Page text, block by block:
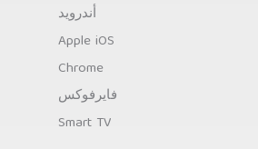
أندرويد
Apple iOS
Chrome
فايرفوكس
Smart TV